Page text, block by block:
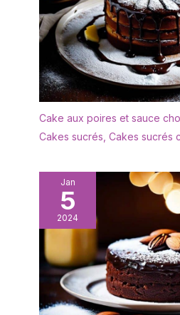
en
pour
les
de
être
à la
son
elle
Ces
pour
pour
cafés
fêtes
Cake aux poires et sauce
Cakes sucrés Cakes sucrés
Jan
5
2024